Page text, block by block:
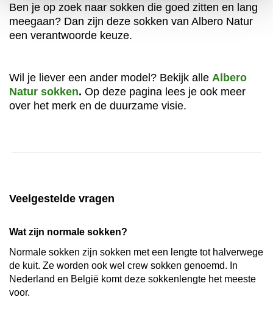
Ben je op zoek naar sokken die goed zitten en lang
meegaan? Dan zijn deze sokken van Albero Natur
een verantwoorde keuze.
Wil je liever een ander model? Bekijk alle Albero
Natur sokken. Op deze pagina lees je ook meer
over het merk en de duurzame visie.
Veelgestelde vragen
Wat zijn normale sokken?
Normale sokken zijn sokken met een lengte tot halverwege
de kuit. Ze worden ook wel crew sokken genoemd. In
Nederland en België komt deze sokkenlengte het meeste
voor.